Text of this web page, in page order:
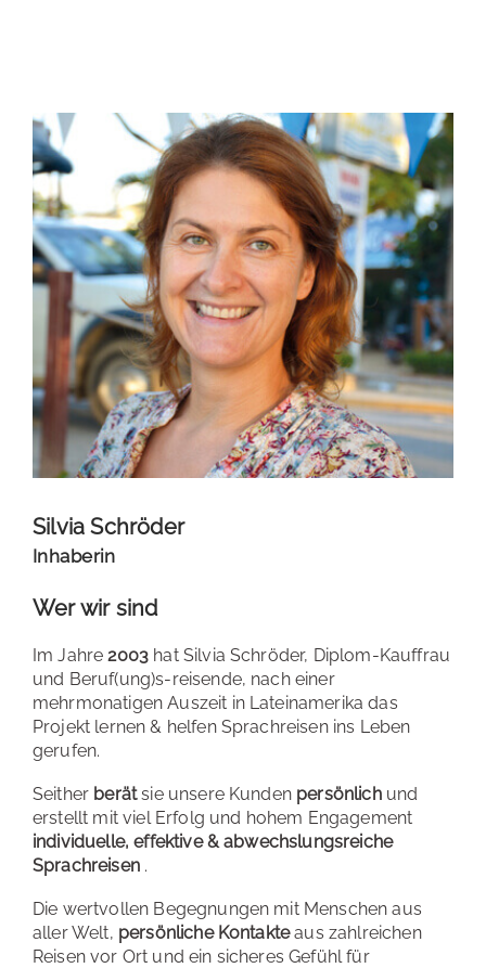
Silvia Schröder
Inhaberin
Wer wir sind
Im Jahre2003 hat Silvia Schröder, Diplom-Kauffrau
und Beruf(ung)s-reisende, nach einer
mehrmonatigen Auszeit in Lateinamerika das
Projekt lernen & helfen Sprachreisen ins Leben
gerufen.
Seither berätsie unsere Kunden persönlichund
erstellt mit viel Erfolg und hohem Engagement
individuelle, effektive & abwechslungsreiche
Sprachreisen.
Die wertvollen Begegnungen mit Menschen aus
aller Welt, persönliche Kontakteaus zahlreichen
Reisen vor Ort und ein sicheres Gefühl für